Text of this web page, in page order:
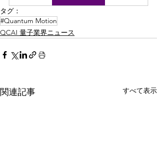
タグ：
#Quantum Motion
QCAI 量子業界ニュース
関連記事 すべて表示